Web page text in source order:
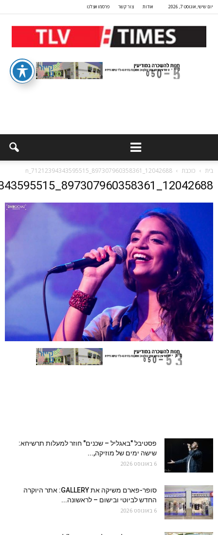
יום שישי, אוגוסט 7, 2026 אודות צור קשר פרסמו אצלנו
בית כוכבת 12042688_897307960358361_71212394343595515_n
12042688_897307960358361_71212394343595515_n
פסטיבל "באגליל – שכנים" חוזר למעלות תרשיחא:
שישה ימים של מוזיקה,...
6 באוגוסט 2026
סופר-פארם משיקה את GALLERY: אתר היוקרה
החדש לביוטי ובישום – לראשונה...
6 באוגוסט 2026